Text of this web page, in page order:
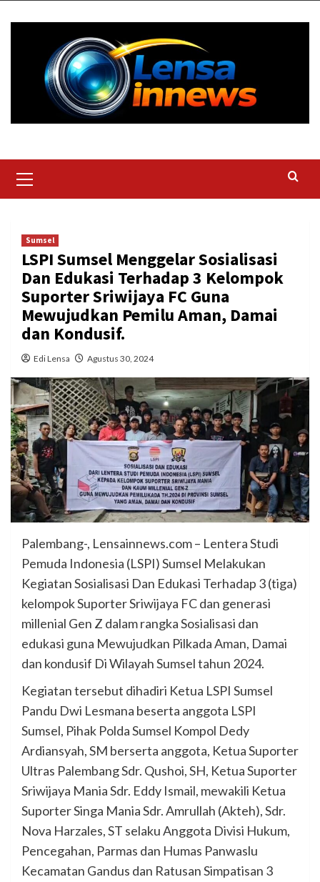
Menu
Sumsel
LSPI Sumsel Menggelar Sosialisasi
Dan Edukasi Terhadap 3 Kelompok
Suporter Sriwijaya FC Guna
Mewujudkan Pemilu Aman, Damai
dan Kondusif.
Edi Lensa Agustus 30, 2024
Palembang-, Lensainnews.com – Lentera Studi
Pemuda Indonesia (LSPI) Sumsel Melakukan
Kegiatan Sosialisasi Dan Edukasi Terhadap 3 (tiga)
kelompok Suporter Sriwijaya FC dan generasi
millenial Gen Z dalam rangka Sosialisasi dan
edukasi guna Mewujudkan Pilkada Aman, Damai
dan kondusif Di Wilayah Sumsel tahun 2024.
Kegiatan tersebut dihadiri Ketua LSPI Sumsel
Pandu Dwi Lesmana beserta anggota LSPI
Sumsel, Pihak Polda Sumsel Kompol Dedy
Ardiansyah, SM berserta anggota, Ketua Suporter
Ultras Palembang Sdr. Qushoi, SH, Ketua Suporter
Sriwijaya Mania Sdr. Eddy Ismail, mewakili Ketua
Suporter Singa Mania Sdr. Amrullah (Akteh), Sdr.
Nova Harzales, ST selaku Anggota Divisi Hukum,
Pencegahan, Parmas dan Humas Panwaslu
Kecamatan Gandus dan Ratusan Simpatisan 3